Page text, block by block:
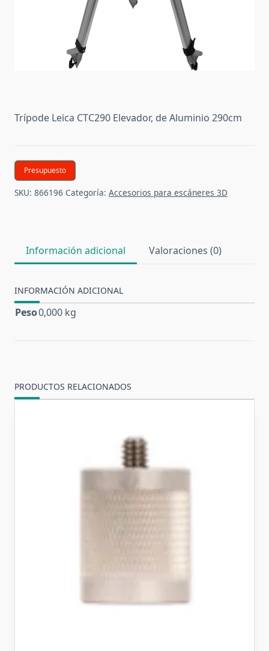
Trípode Leica CTC290 Elevador, de Aluminio 290cm
Presupuesto
SKU: 866196 Categoría: Accesorios para escáneres 3D
Información adicional Valoraciones (0)
INFORMACIÓN ADICIONAL
Peso0,000 kg
PRODUCTOS RELACIONADOS